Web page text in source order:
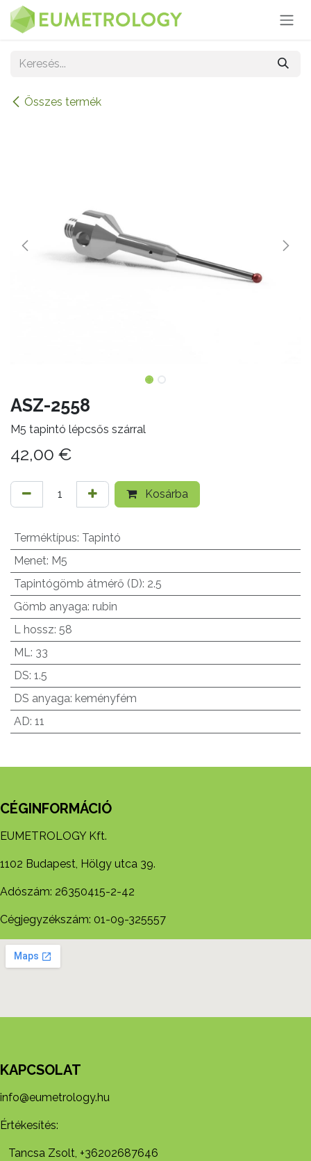
Kihagyás és továbblépés a tartalomhoz
Összes termék
ASZ-2558
M5 tapintó lépcsős szárral
42,00 €
Kosárba
Terméktípus: Tapintó
Menet: M5
Tapintógömb átmérő (D): 2.5
Gömb anyaga: rubin
L hossz: 58
ML: 33
DS: 1.5
DS anyaga: keményfém
AD: 11
CÉGINFORMÁCIÓ
EUMETROLOGY Kft.
1102 Budapest, Hölgy utca 39.
Adószám: 26350415-2-42
Cégjegyzékszám: 01-09-325557
KAPCSOLAT
info@eumetrology.hu
Értékesítés:
Tancsa Zsolt, +36202687646